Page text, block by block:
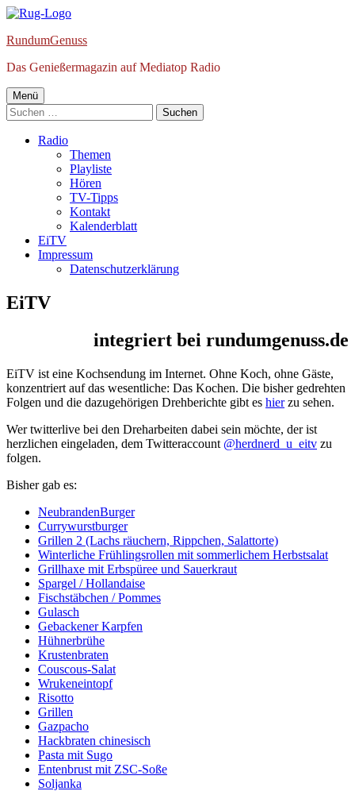
Springe
Inhalt
RundumGenuss
Das Genießermagazin auf Mediatop Radio
Primäres
Menü
Menü
Suchen
nach:
Radio
Themen
Playliste
Hören
TV-Tipps
Kontakt
Kalenderblatt
EiTV
Impressum
Datenschutzerklärung
EiTV
integriert bei rundumgenuss.de
EiTV ist eine Kochsendung im Internet. Ohne Koch, ohne Gäste,
konzentriert auf das wesentliche: Das Kochen. Die bisher gedrehten
Folgen und die dazugehörigen Drehberichte gibt es hierzu sehen.
Wer twitterlive bei den Dreharbeiten dabei sein möchte, der ist
herzlichen eingeladen, dem Twitteraccount @herdnerd_u_eitv zu
folgen.
Bisher gab es:
NeubrandenBurger
Currywurstburger
Grillen 2 (Lachs räuchern, Rippchen, Salattorte)
Winterliche Frühlingsrollen mit sommerlichem Herbstsalat
Grillhaxe mit Erbspüree und Sauerkraut
Spargel / Hollandaise
Fischstäbchen / Pommes
Gulasch
Gebackener Karpfen
Hühnerbrühe
Krustenbraten
Couscous-Salat
Wrukeneintopf
Risotto
Grillen
Gazpacho
Hackbraten chinesisch
Pasta mit Sugo
Entenbrust mit ZSC-Soße
Soljanka